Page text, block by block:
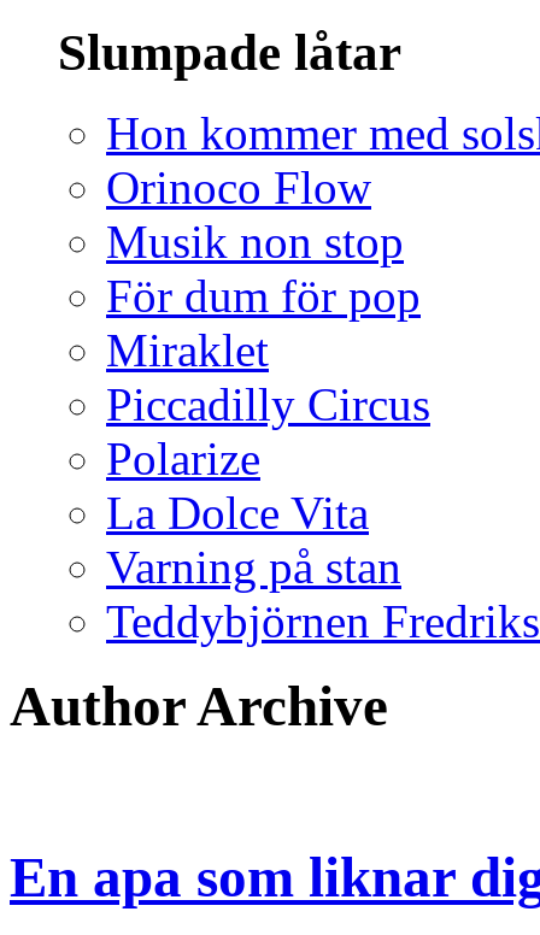
Slumpade låtar
Hon kommer med
Orinoco Flow
Musik non stop
För dum för pop
Miraklet
Piccadilly Circus
Polarize
La Dolce Vita
Varning på stan
Teddybjörnen
Author Archive
En apa som liknar